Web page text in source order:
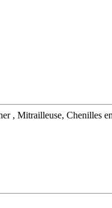
, Mitrailleuse, Chenilles